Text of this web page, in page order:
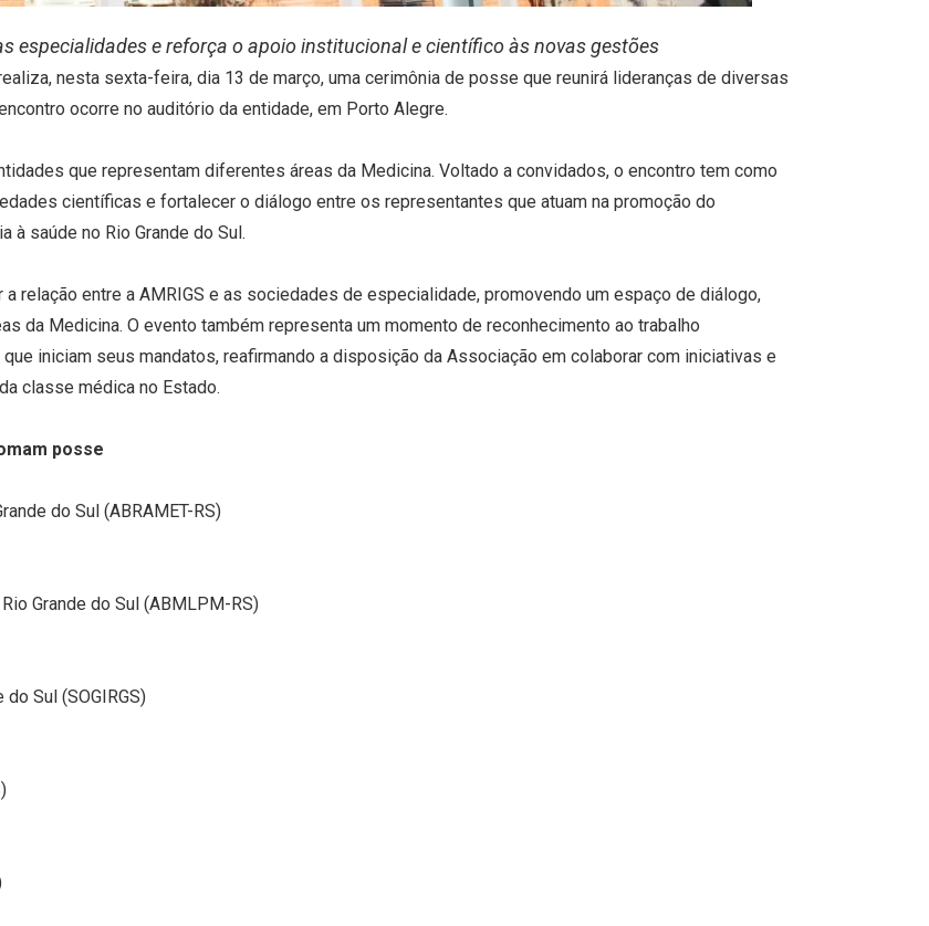
especialidades e reforça o apoio institucional e científico às novas gestões
nesta sexta-feira, dia 13 de março, uma cerimônia de posse que reunirá lideranças de diversas
ocorre no auditório da entidade, em Porto Alegre.
que representam diferentes áreas da Medicina. Voltado a convidados, o encontro tem como
científicas e fortalecer o diálogo entre os representantes que atuam na promoção do
saúde no Rio Grande do Sul.
relação entre a AMRIGS e as sociedades de especialidade, promovendo um espaço de diálogo,
da Medicina. O evento também representa um momento de reconhecimento ao trabalho
iniciam seus mandatos, reafirmando a disposição da Associação em colaborar com iniciativas e
classe médica no Estado.
posse
do Sul (ABRAMET-RS)
Grande do Sul (ABMLPM-RS)
Sul (SOGIRGS)